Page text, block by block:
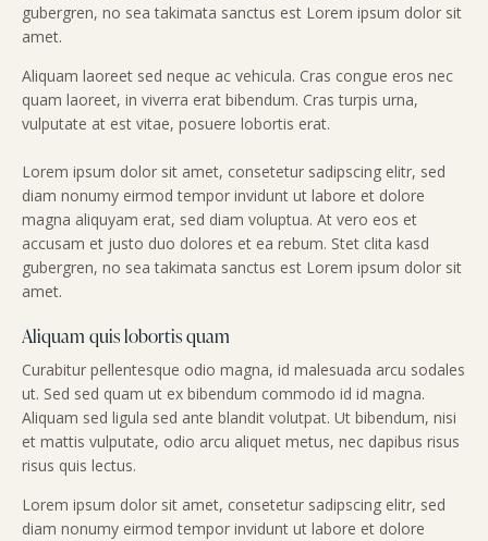
gubergren, no sea takimata sanctus est Lorem ipsum dolor sit
amet.
Aliquam laoreet sed neque ac vehicula. Cras congue eros nec
quam laoreet, in viverra erat bibendum. Cras turpis urna,
vulputate at est vitae, posuere lobortis erat.
Lorem ipsum dolor sit amet, consetetur sadipscing elitr, sed
diam nonumy eirmod tempor invidunt ut labore et dolore
magna aliquyam erat, sed diam voluptua. At vero eos et
accusam et justo duo dolores et ea rebum. Stet clita kasd
gubergren, no sea takimata sanctus est Lorem ipsum dolor sit
amet.
Aliquam quis lobortis quam
Curabitur pellentesque odio magna, id malesuada arcu sodales
ut. Sed sed quam ut ex bibendum commodo id id magna.
Aliquam sed ligula sed ante blandit volutpat. Ut bibendum, nisi
et mattis vulputate, odio arcu aliquet metus, nec dapibus risus
risus quis lectus.
Lorem ipsum dolor sit amet, consetetur sadipscing elitr, sed
diam nonumy eirmod tempor invidunt ut labore et dolore